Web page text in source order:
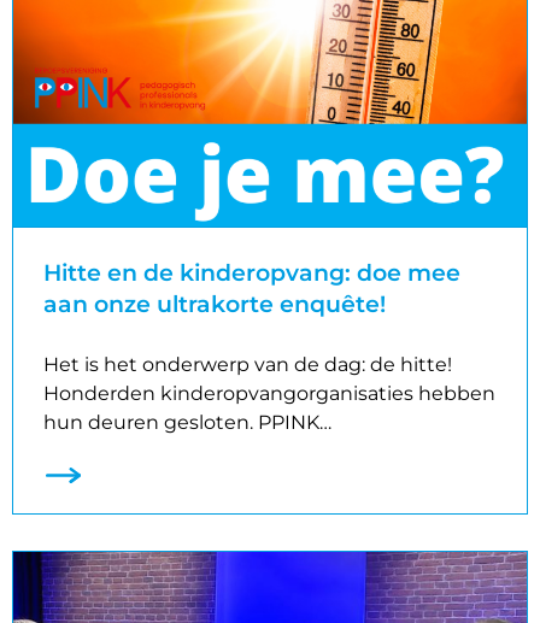
Hitte en de kinderopvang: doe mee
aan onze ultrakorte enquête!
Het is het onderwerp van de dag: de hitte!
Honderden kinderopvangorganisaties hebben
hun deuren gesloten. PPINK…